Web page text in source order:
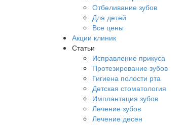
Отбеливание зубов
Для детей
Все цены
Акции клиник
Статьи
Исправление прикуса
Протезирование зубов
Гигиена полости рта
Детская стоматология
Имплантация зубов
Лечение зубов
Лечение десен